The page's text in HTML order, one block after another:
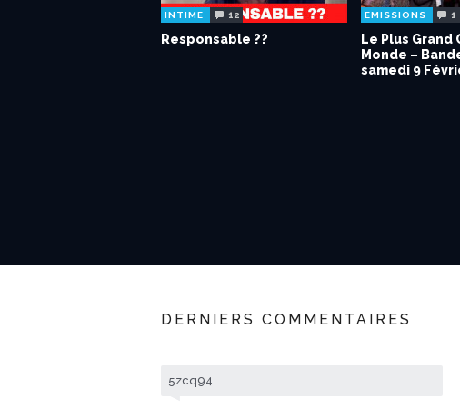
INTIME 12
Responsable ??
EMISSIONS 1
Le Plus Grand
Monde –
samedi 9
DERNIERS COMMENTAIRES
5zcq94